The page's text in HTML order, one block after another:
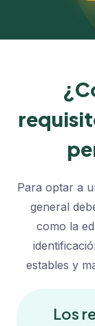
Para optar a
general
como la
estables y
Los